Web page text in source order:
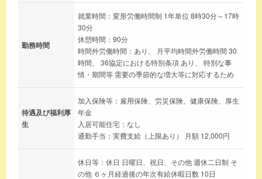
勤務時間
就業時間：変形労働時間制 1年単位 8時30分～17時
30分
休憩時間：90分
時間外労働時間：あり、 月平均時間外労働時間 30
時間、 36協定における特別条項 あり、 特別な事
情・期間等 需要の季節的な増大等に対応するため
待遇及び福利厚
生
加入保険等：雇用保険、労災保険、健康保険、厚生
年金
入居可能住宅：なし
通勤手当：実費支給（上限あり） 月額 12,000円
休日等：休日 日曜日、祝日、その他 週休二日制 そ
の他 ６ヶ月経過後の年次有給休暇日数 10日